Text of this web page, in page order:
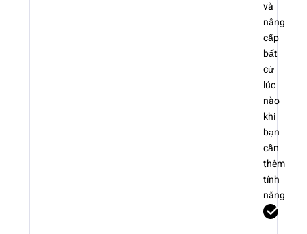
và
nâng
cấp
bất
cứ
lúc
nào
khi
bạn
cần
thêm
tính
năng